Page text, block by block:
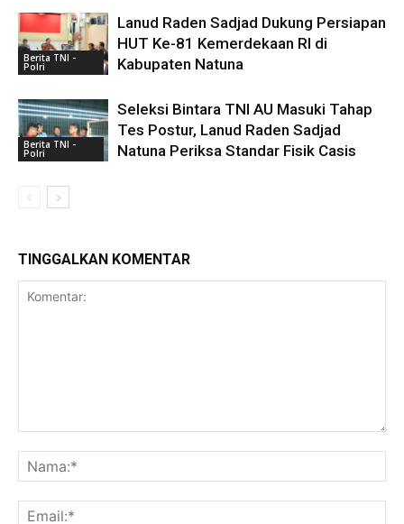
Berita TNI -
Polri
Lanud Raden Sadjad Dukung Persiapan
HUT Ke-81 Kemerdekaan RI di
Kabupaten Natuna
Berita TNI -
Polri
Seleksi Bintara TNI AU Masuki Tahap
Tes Postur, Lanud Raden Sadjad
Natuna Periksa Standar Fisik Casis
TINGGALKAN KOMENTAR